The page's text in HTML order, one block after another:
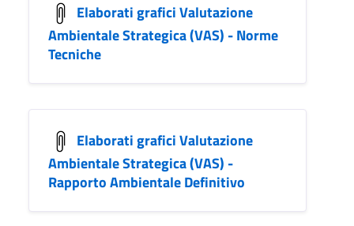
Elaborati grafici Valutazione
Ambientale Strategica (VAS) - Norme
Tecniche
Elaborati grafici Valutazione
Ambientale Strategica (VAS) -
Rapporto Ambientale Definitivo